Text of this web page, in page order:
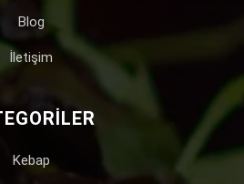
Blog
İletişim
Kebap